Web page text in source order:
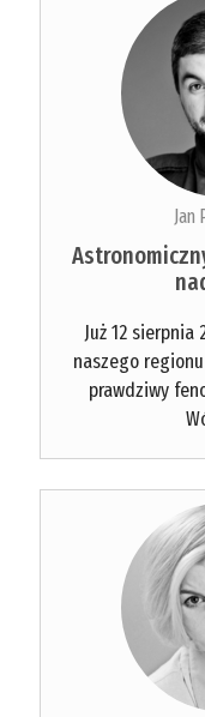
Jan
Już 12 sierpnia
naszego
prawdziwy